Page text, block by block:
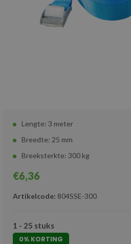
Lengte: 3 meter
Breedte: 25 mm
Breeksterkte: 300 kg
€6,36
Artikelcode: 804SSE-300
1 - 25 stuks
0% KORTING